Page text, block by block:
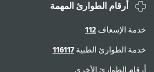
أرقام الطوارئ المهمة
خدمة الإسعاف 112
خدمة الطوارئ الطبية116117
أرقام الطوارئ الأخرى